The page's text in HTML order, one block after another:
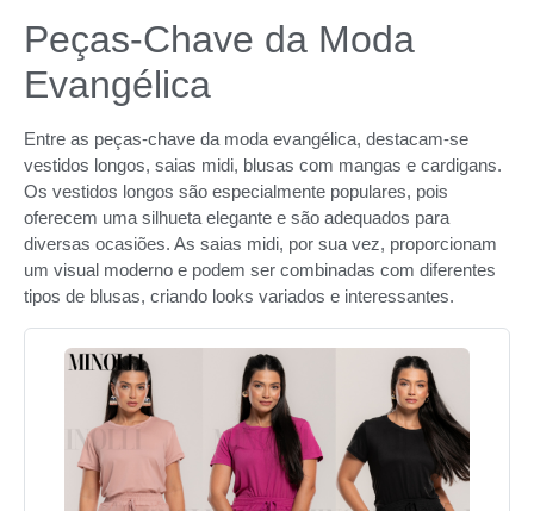
Peças-Chave da Moda
Evangélica
Entre as peças-chave da moda evangélica, destacam-se
vestidos longos, saias midi, blusas com mangas e cardigans.
Os vestidos longos são especialmente populares, pois
oferecem uma silhueta elegante e são adequados para
diversas ocasiões. As saias midi, por sua vez, proporcionam
um visual moderno e podem ser combinadas com diferentes
tipos de blusas, criando looks variados e interessantes.